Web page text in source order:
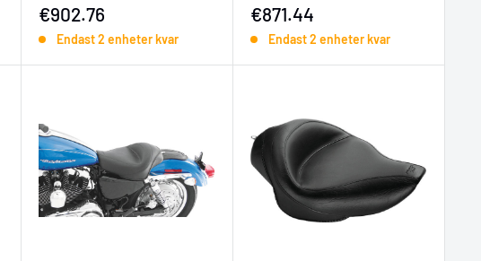
Försäljningspris
€902.76
Endast 2 enheter kvar
Försäljningspris
€871.44
Endast 2 enheter kvar